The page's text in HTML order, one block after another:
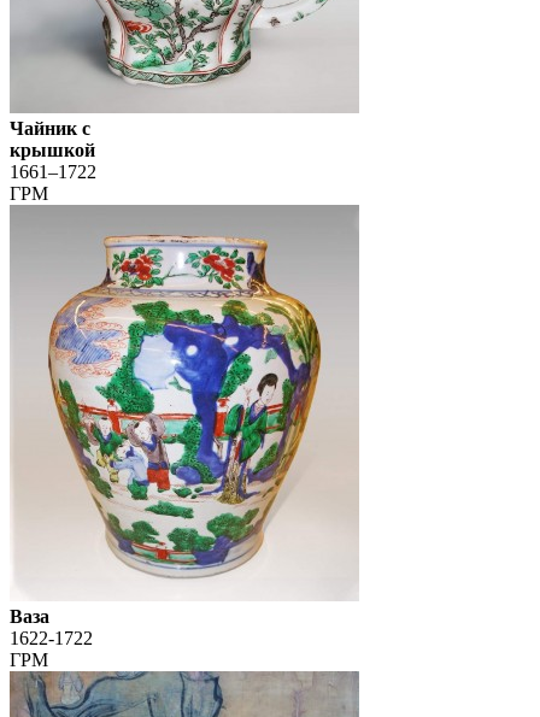
Чайник с
крышкой
1661–1722
ГРМ
Ваза
1622-1722
ГРМ